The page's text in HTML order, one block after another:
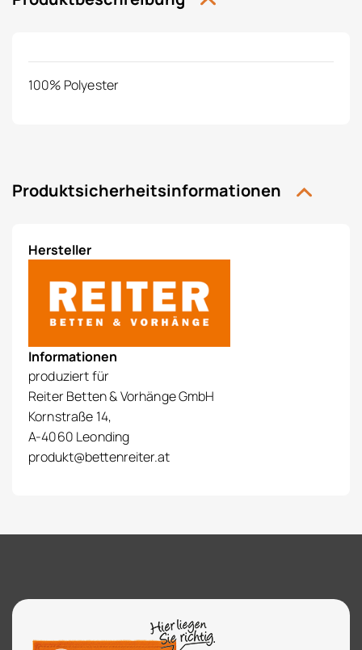
100% Polyester
Produktsicherheitsinformationen
Hersteller
Informationen
produziert für
Reiter Betten & Vorhänge GmbH
Kornstraße 14,
A-4060 Leonding
produkt@bettenreiter.at